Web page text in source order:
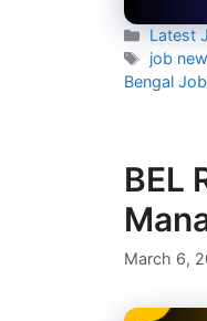
Latest
Tags
job
Bengal
BEL
March 6,